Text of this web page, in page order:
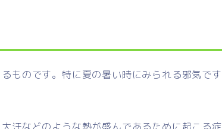
ものです。特に夏の暑い時にみられる邪気です
汗などのような熱が盛んであるために起こる症